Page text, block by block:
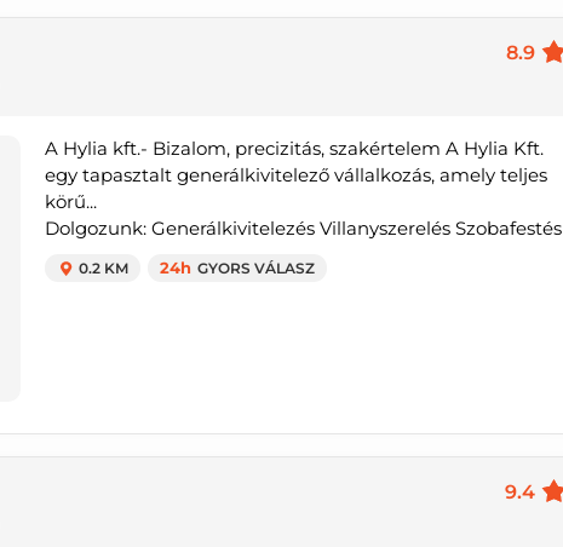
8.9
A Hylia kft.- Bizalom, precizitás, szakértelem A Hylia Kft.
egy tapasztalt generálkivitelező vállalkozás, amely teljes
körű...
Dolgozunk: Generálkivitelezés Villanyszerelés Szobafestés
0.2 KM 24h GYORS VÁLASZ
9.4